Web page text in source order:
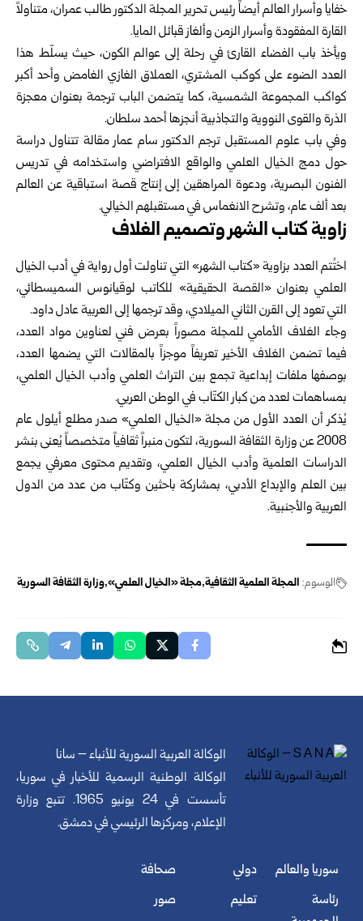
خفايا وأسرار العالم أيضاً رئيس تحرير المجلة الدكتور طالب عمران، متناولاً
القارة المفقودة وأسرار الزمن وألغاز قبائل المايا.
ويأخذ باب الفضاء القارئ في رحلة إلى عوالم الكون، حيث يسلّط هذا
العدد الضوء على كوكب المشتري، العملاق الغازي الغامض وأحد أكبر
كواكب المجموعة الشمسية، كما يتضمن الباب ترجمة بعنوان معجزة
الذرة والقوى النووية والتجاذبية أنجزها أحمد سلطان.
وفي باب علوم المستقبل ترجم الدكتور سام عمار مقالة تتناول دراسة
حول دمج الخيال العلمي والواقع الافتراضي واستخدامه في تدريس
الفنون البصرية، ودعوة المراهقين إلى إنتاج قصة استباقية عن العالم
بعد ألف عام، وتشرح الانغماس في مستقبلهم الخيالي.
زاوية كتاب الشهر وتصميم الغلاف
اختُتم العدد بزاوية «كتاب الشهر» التي تناولت أول رواية في أدب الخيال
العلمي بعنوان «القصة الحقيقية» للكاتب لوقيانوس السميسطائي،
التي تعود إلى القرن الثاني الميلادي، وقد ترجمها إلى العربية عادل داود.
وجاء الغلاف الأمامي للمجلة مصوراً بعرض فني لعناوين مواد العدد،
فيما تضمن الغلاف الأخير تعريفاً موجزاً بالمقالات التي يضمها العدد،
بوصفها ملفات إبداعية تجمع بين التراث العلمي وأدب الخيال العلمي،
بمساهمات لعدد من كبار الكتّاب في الوطن العربي.
يُذكر أن العدد الأول من مجلة «الخيال العلمي» صدر مطلع أيلول عام
2008 عن وزارة الثقافة السورية، لتكون منبراً ثقافياً متخصصاً يُعنى بنشر
الدراسات العلمية وأدب الخيال العلمي، وتقديم محتوى معرفي يجمع
بين العلم والإبداع الأدبي، بمشاركة باحثين وكتّاب من عدد من الدول
العربية والأجنبية.
الوسوم: المجلة العلمية الثقافية مجلة «الخيال العلمي» وزارة الثقافة السورية
الوكالة العربية السورية للأنباء – سانا
الوكالة الوطنية الرسمية للأخبار في سوريا،
تأسست في 24 يونيو 1965. تتبع وزارة
الإعلام، ومركزها الرئيسي في دمشق.
سوريا والعالم
رئاسة
دولي
تعليم
صحافة
صور